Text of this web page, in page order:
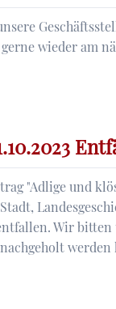
wieder am
"Adlige und
Wir bitten
werden